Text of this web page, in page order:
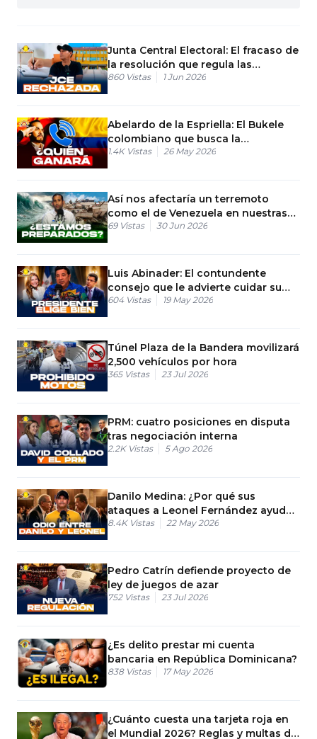
Junta Central Electoral: El fracaso de
la resolución que regula las
encuestas
860 Vistas 1 Jun 2026
Abelardo de la Espriella: El Bukele
colombiano que busca la
presidencia
1.4K Vistas 26 May 2026
Así nos afectaría un terremoto
como el de Venezuela en nuestras
viviendas hoy
69 Vistas 30 Jun 2026
Luis Abinader: El contundente
consejo que le advierte cuidar su
legado político
604 Vistas 19 May 2026
Túnel Plaza de la Bandera movilizará
2,500 vehículos por hora
365 Vistas 23 Jul 2026
PRM: cuatro posiciones en disputa
tras negociación interna
2.2K Vistas 5 Ago 2026
Danilo Medina: ¿Por qué sus
ataques a Leonel Fernández ayudan
al PRM?
8.4K Vistas 22 May 2026
Pedro Catrín defiende proyecto de
ley de juegos de azar
752 Vistas 23 Jul 2026
¿Es delito prestar mi cuenta
bancaria en República Dominicana?
838 Vistas 17 May 2026
¿Cuánto cuesta una tarjeta roja en
el Mundial 2026? Reglas y multas de